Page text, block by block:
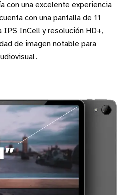
con una excelente experiencia
con una pantalla de 11
IPS InCell y resolución HD+,
de imagen notable para